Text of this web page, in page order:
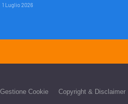
1 Luglio 2026
Gestione Cookie Copyright & Disclaimer